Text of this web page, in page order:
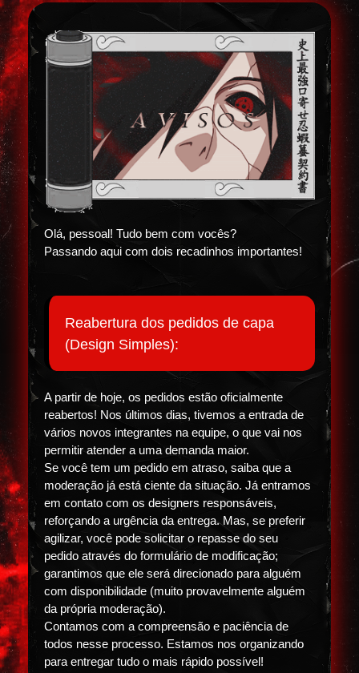
Olá, pessoal! Tudo bem com vocês?
Passando aqui com dois recadinhos importantes!
Reabertura dos pedidos de capa
(Design Simples):
A partir de hoje, os pedidos estão oficialmente
reabertos! Nos últimos dias, tivemos a entrada de
vários novos integrantes na equipe, o que vai nos
permitir atender a uma demanda maior.
Se você tem um pedido em atraso, saiba que a
moderação já está ciente da situação. Já entramos
em contato com os designers responsáveis,
reforçando a urgência da entrega. Mas, se preferir
agilizar, você pode solicitar o repasse do seu
pedido através do formulário de modificação;
garantimos que ele será direcionado para alguém
com disponibilidade (muito provavelmente alguém
da própria moderação).
Contamos com a compreensão e paciência de
todos nesse processo. Estamos nos organizando
para entregar tudo o mais rápido possível!